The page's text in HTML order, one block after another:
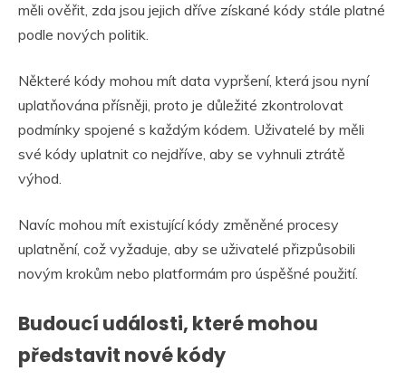
měli ověřit, zda jsou jejich dříve získané kódy stále platné
podle nových politik.
Některé kódy mohou mít data vypršení, která jsou nyní
uplatňována přísněji, proto je důležité zkontrolovat
podmínky spojené s každým kódem. Uživatelé by měli
své kódy uplatnit co nejdříve, aby se vyhnuli ztrátě
výhod.
Navíc mohou mít existující kódy změněné procesy
uplatnění, což vyžaduje, aby se uživatelé přizpůsobili
novým krokům nebo platformám pro úspěšné použití.
Budoucí události, které mohou
představit nové kódy